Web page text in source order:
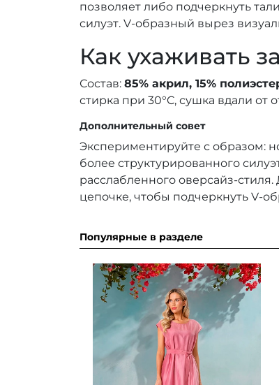
позволяет либо подчеркнуть
силуэт. V-образный вырез
Как ухаживать
Состав: 85% акрил, 15%
стирка при 30°C, сушка вдали от
Дополнительный совет
Экспериментируйте с образом:
более структурированного
расслабленного оверсайз-
цепочке, чтобы подчеркнуть V-
Популярные в разделе